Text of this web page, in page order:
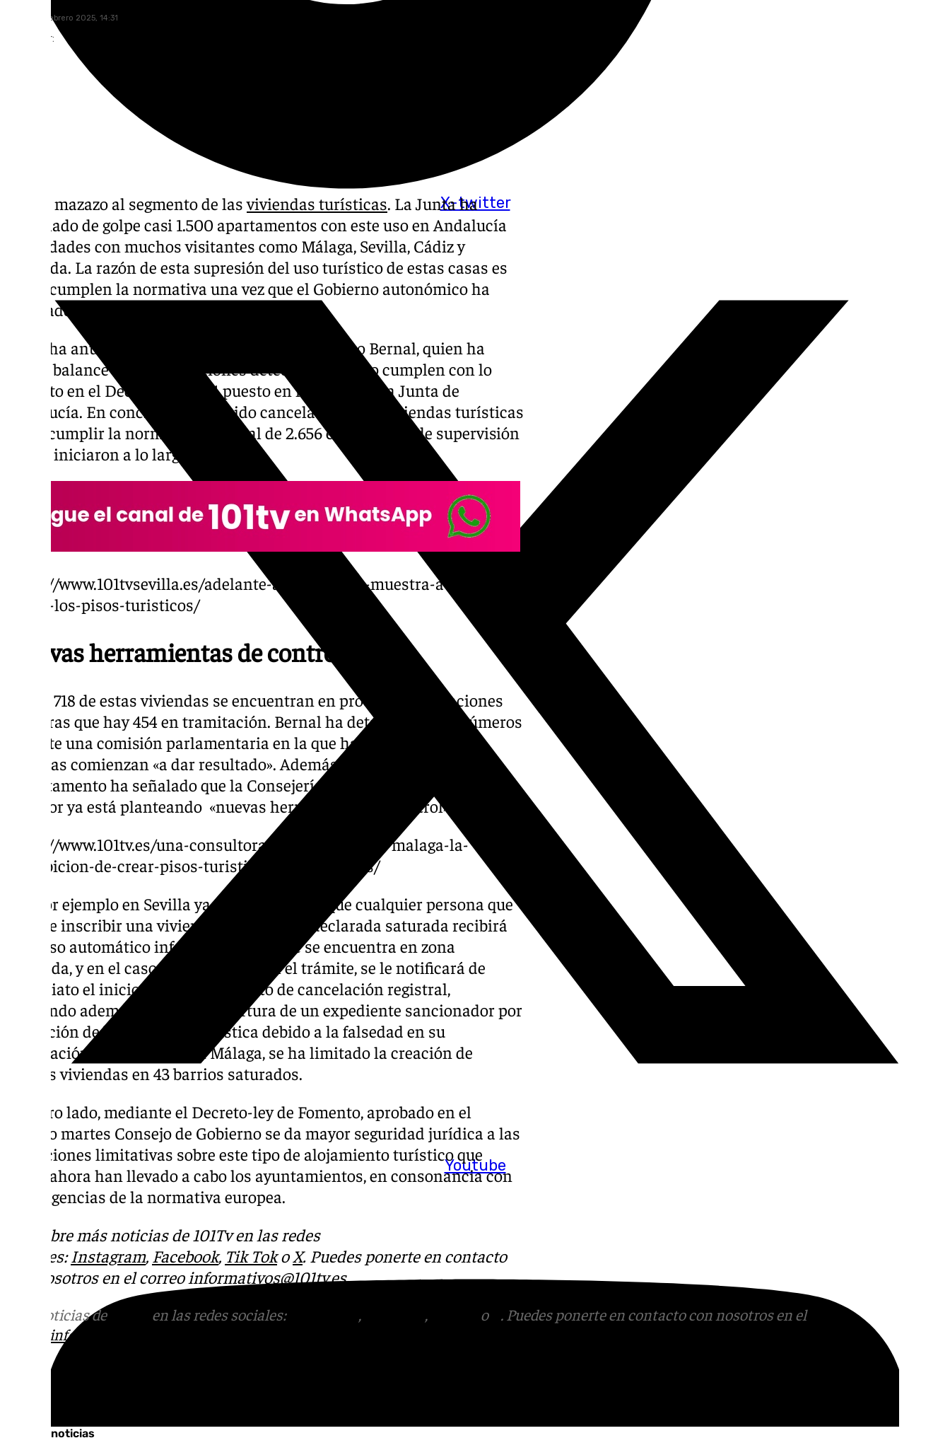
X-twitter
Youtube
jueves, 27 febrero 2025, 14:31
Compartir:
Nuevo mazazo al segmento de lasviviendas turísticas. La Junta ha
cancelado de golpe casi 1.500 apartamentos con este uso en Andalucía
en ciudades con muchos visitantes como Málaga, Sevilla, Cádiz y
Granada. La razón de esta supresión del uso turístico de estas casas es
que incumplen la normativa una vez que el Gobierno autonómico ha
renovado la legislación en esta materia.
Así lo ha anunciado el consejero de Turismo, Aturo Bernal, quien ha
hecho balance de las infracciones detectadas que no cumplen con lo
previsto en el Decreto 31/2024 puesto en marcha por la Junta de
Andalucía. En concreto ya han sido canceladas 1.484 viviendas turísticas
por incumplir la normativa del total de 2.656 expedientes de supervisión
que se iniciaron a lo largo de 2024.
https://www.101tvsevilla.es/adelante-andalucia-se-muestra-a-favor-de-
cerrar-los-pisos-turisticos/
Nuevas herramientas de control
Eso sí, 718 de estas viviendas se encuentran en proceso de alegaciones
mientras que hay 454 en tramitación. Bernal ha detallado estos números
durante una comisión parlamentaria en la que ha dicho que estas
medidas comienzan «a dar resultado». Además, el titular de este
departamento ha señalado que la Consejería de Turismo y Andalucía
Exterior ya está planteando «nuevas herramientas de control».
https://www.101tv.es/una-consultora-privada-vigilara-malaga-la-
prohibicion-de-crear-pisos-turisticos-en-43-barrios/
Así, por ejemplo en Sevilla ya está estipulado que cualquier persona que
intente inscribir una vivienda en una zona declarada saturada recibirá
un aviso automático informándole de que se encuentra en zona
saturada, y en el caso de continuar con el trámite, se le notificará de
inmediato el inicio del procedimiento de cancelación registral,
quedando además sujeto a la apertura de un expediente sancionador por
infracción de la normativa turística debido a la falsedad en su
declaración responsable. En Málaga, se ha limitado la creación de
nuevas viviendas en 43 barrios saturados.
Por otro lado, mediante el Decreto-ley de Fomento, aprobado en el
pasado martes Consejo de Gobierno se da mayor seguridad jurídica a las
actuaciones limitativas sobre este tipo de alojamiento turístico que
hasta ahora han llevado a cabo los ayuntamientos, en consonancia con
las exigencias de la normativa europea.
Descubre más noticias de 101Tv en las redes
sociales:Instagram, Facebook, Tik TokoX. Puedes ponerte en contacto
con nosotros en el correo informativos@101tv.es
Más noticias de en las redes sociales: , , o
. Puedes ponerte en contacto con nosotros en el
informativos@101tv.es
Últimas noticias